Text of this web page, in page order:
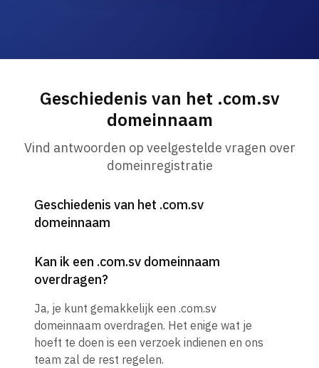
Geschiedenis van het .com.sv
domeinnaam
Vind antwoorden op veelgestelde vragen over
domeinregistratie
Geschiedenis van het .com.sv
domeinnaam
Kan ik een .com.sv domeinnaam
overdragen?
Ja, je kunt gemakkelijk een .com.sv
domeinnaam overdragen. Het enige wat je
hoeft te doen is een verzoek indienen en ons
team zal de rest regelen.